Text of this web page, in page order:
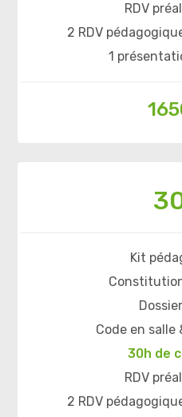
RDV
2 RDV
1
Kit
Code en
30h de
RDV
2 RDV